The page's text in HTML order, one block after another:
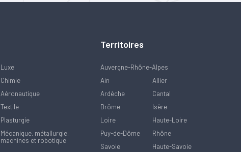
Luxe
Chimie
Aéronautique
Textile
Plasturgie
Mécanique, métallurgie,
machines et robotique
Territoires
Auvergne-Rhône-Alpes
Ain
Allier
Ardèche
Cantal
Drôme
Isère
Loire
Haute-Loire
Puy-de-Dôme
Rhône
Savoie
Haute-Savoie